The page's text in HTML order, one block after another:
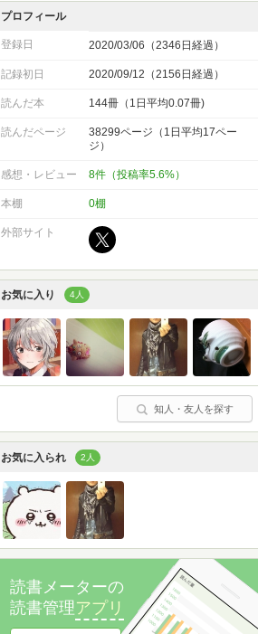
プロフィール
登録日 2020/03/06（2346日経過）
記録初日 2020/09/12（2156日経過）
読んだ本 144冊（1日平均0.07冊)
読んだページ
38299ページ（1日平均17ペー
ジ）
感想・レビュー 8件（投稿率5.6%）
本棚 0棚
外部サイト
お気に入り 4人
知人・友人を探す
お気に入られ 2人
読書メーターの
読書管理アプリ